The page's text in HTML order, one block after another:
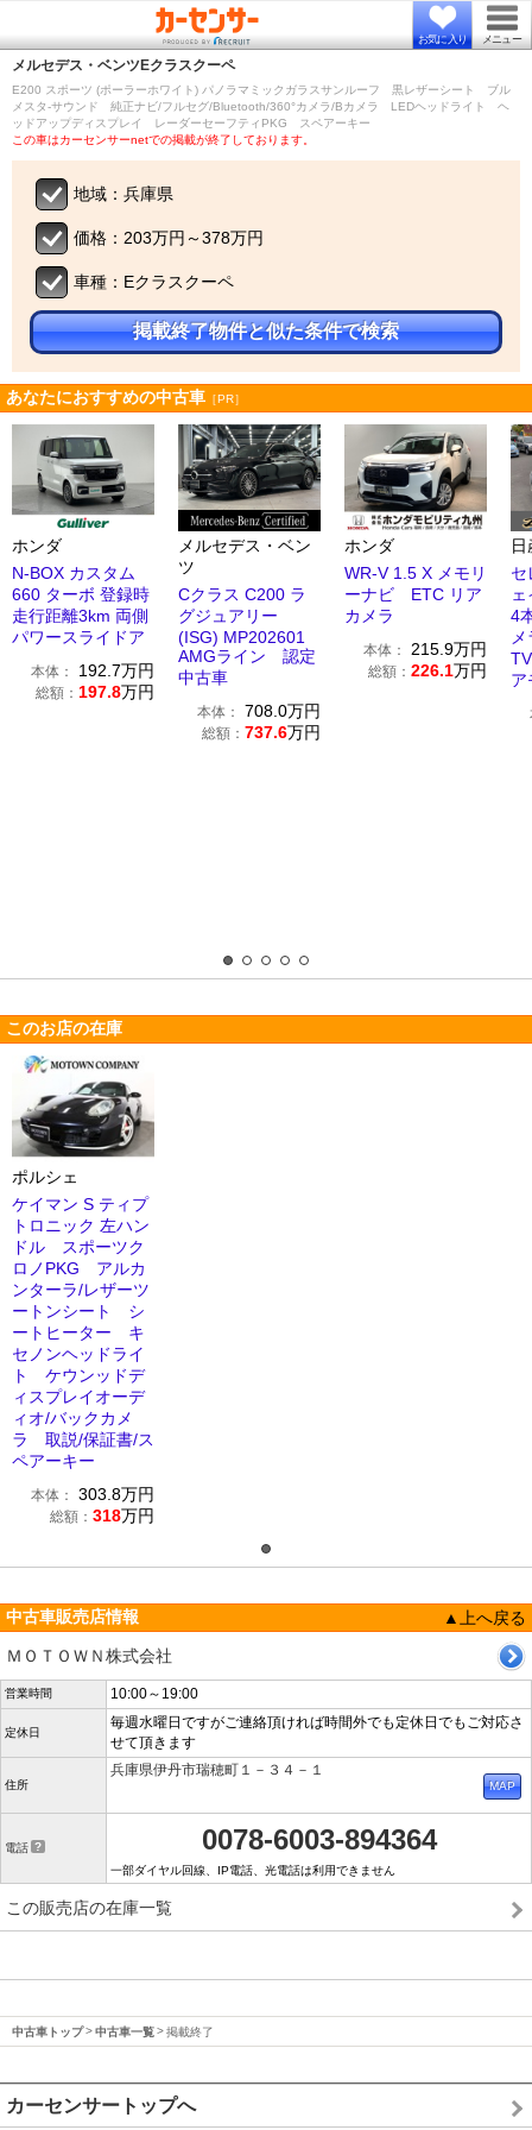
お気に入り メニュー
メルセデス・ベンツEクラスクーペ
E200 スポーツ (ポーラーホワイト) パノラマミックガラスサンルーフ 黒レザーシート ブル
メスタ-サウンド 純正ナビ/フルセグ/Bluetooth/360°カメラ/Bカメラ LEDヘッドライト ヘ
ッドアップディスプレイ レーダーセーフティPKG スペアーキー
この車はカーセンサーnetでの掲載が終了しております。
地域：兵庫県
価格：203万円～378万円
車種：Eクラスクーペ
掲載終了物件と似た条件で検索
あなたにおすすめの中古車 ［PR］
ホンダ
N-BOX カスタム
660 ターボ 登録時
走行距離3km 両側
パワースライドア
本体： 192.7万円
総額： 197.8万円
メルセデス・ベン
ツ
Cクラス C200 ラ
グジュアリー
(ISG) MP202601
AMGライン 認定
中古車
本体： 708.0万円
総額： 737.6万円
ホンダ
WR-V 1.5 X メモリ
ーナビ ETC リア
カメラ
本体： 215.9万円
総額： 226.1万円
日
セ
4
ア
このお店の在庫
ポルシェ
ケイマン S ティプ
トロニック 左ハン
ドル スポーツク
ロノPKG アルカ
ンターラ/レザーツ
ートンシート シ
ートヒーター キ
セノンヘッドライ
ト ケウンッドデ
ィスプレイオーデ
ィオ/バックカメ
ラ 取説/保証書/ス
ペアーキー
本体： 303.8万円
総額： 318万円
中古車販売店情報
▲上へ戻る
ＭＯＴＯＷＮ株式会社
営業時間 10:00～19:00
定休日
毎週水曜日ですがご連絡頂ければ時間外でも定休日でもご対応さ
せて頂きます
住所
兵庫県伊丹市瑞穂町１－３４－１
電話 0078-6003-894364
一部ダイヤル回線、IP電話、光電話は利用できません
この販売店の在庫一覧
中古車トップ 中古車一覧 掲載終了
カーセンサートップへ